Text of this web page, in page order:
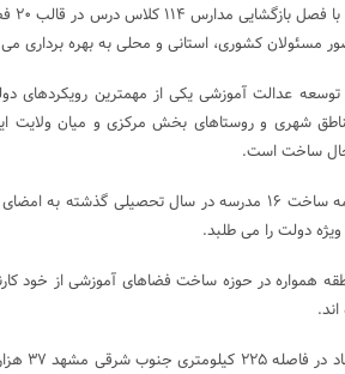
مسئولان کشوری، استانی و محلی به بهره برداری
توسعه عدالت آموزشی یکی از مهمترین رویکردهای
مناطق شهری و روستاهای بخش مرکزی و میان
حال ساخت است.
جمشیدی بیان کرد: تفاهمنامه ساخت ۱۶ مدرسه در سال
ویژه دولت را می طلبد.
همواره در حوزه ساخت فضاهای آموزشی از خود